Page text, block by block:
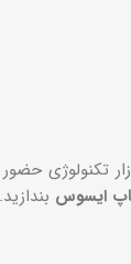
تکنولوژی
ایسوس بندازید.